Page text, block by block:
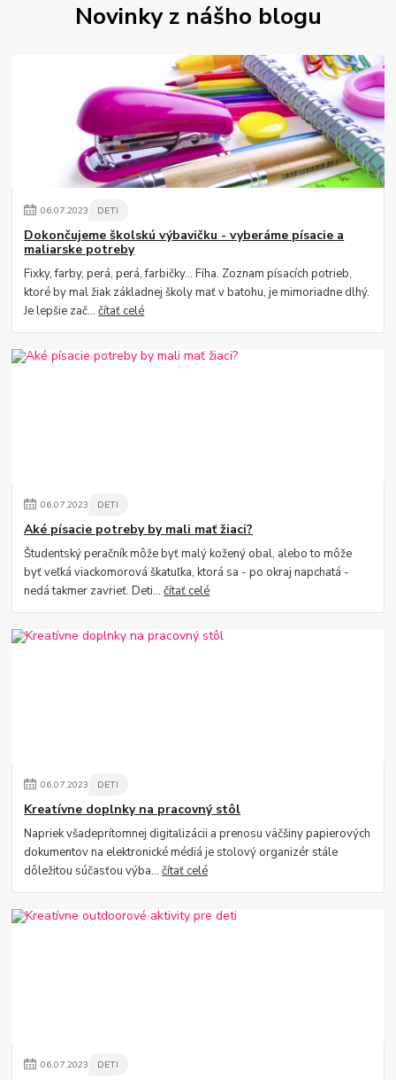
Novinky z nášho blogu
06.07.2023 DETI
Dokončujeme školskú výbavičku - vyberáme písacie a
maliarske potreby
Fixky, farby, perá, perá, farbičky... Fíha. Zoznam písacích potrieb,
ktoré by mal žiak základnej školy mať v batohu, je mimoriadne dlhý.
Je lepšie zač...čítať celé
06.07.2023 DETI
Aké písacie potreby by mali mať žiaci?
Študentský peračník môže byť malý kožený obal, alebo to môže
byť veľká viackomorová škatuľka, ktorá sa - po okraj napchatá -
nedá takmer zavrieť. Deti...čítať celé
06.07.2023 DETI
Kreatívne doplnky na pracovný stôl
Napriek všadeprítomnej digitalizácii a prenosu väčšiny papierových
dokumentov na elektronické médiá je stolový organizér stále
dôležitou súčasťou výba...čítať celé
06.07.2023 DETI